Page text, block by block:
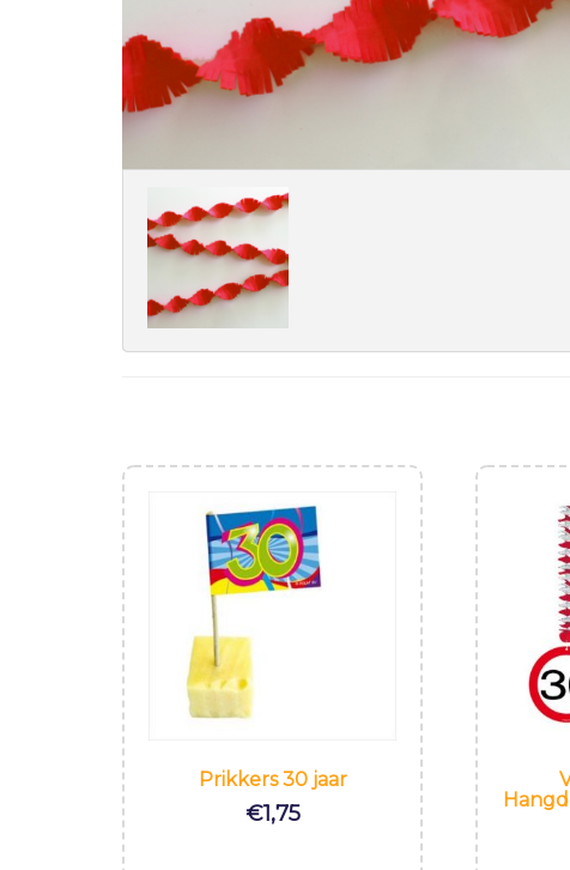
Prikkers 30 jaar
€1,75